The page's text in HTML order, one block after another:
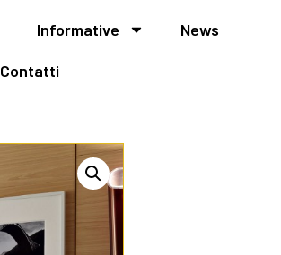
Informative News
Contatti